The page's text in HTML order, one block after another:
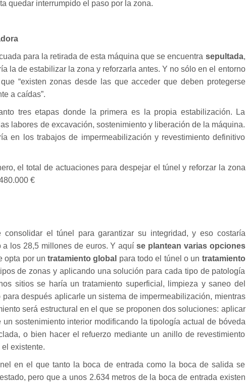
quedar interrumpido el paso por la zona.
para la retirada de esta máquina que se encuentra sepultada,
la de estabilizar la zona y reforzarla antes. Y no sólo en el entorno
“existen zonas desde las que acceder que deben protegerse
a caídas”.
tres etapas donde la primera es la propia estabilización. La
labores de excavación, sostenimiento y liberación de la máquina.
en los trabajos de impermeabilización y revestimiento definitivo
el total de actuaciones para despejar el túnel y reforzar la zona
€
consolidar el túnel para garantizar su integridad, y eso costaría
a los 28,5 millones de euros. Y aquí se plantean varias opciones
opta por untratamiento global para todo el túnel o un tratamiento
de zonas y aplicando una solución para cada tipo de patología
sitios se haría un tratamiento superficial, limpieza y saneo del
para después aplicarle un sistema de impermeabilización, mientras
será estructural en el que se proponen dos soluciones: aplicar
un sostenimiento interior modificando la tipología actual de bóveda
o bien hacer el refuerzo mediante un anillo de revestimiento
existente.
en el que tanto la boca de entrada como la boca de salida se
pero que a unos 2.634 metros de la boca de entrada existen